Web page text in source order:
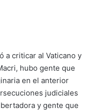
a criticar al Vaticano y
hubo gente que
en el anterior
judiciales
y gente que